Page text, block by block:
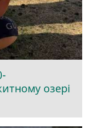
озері